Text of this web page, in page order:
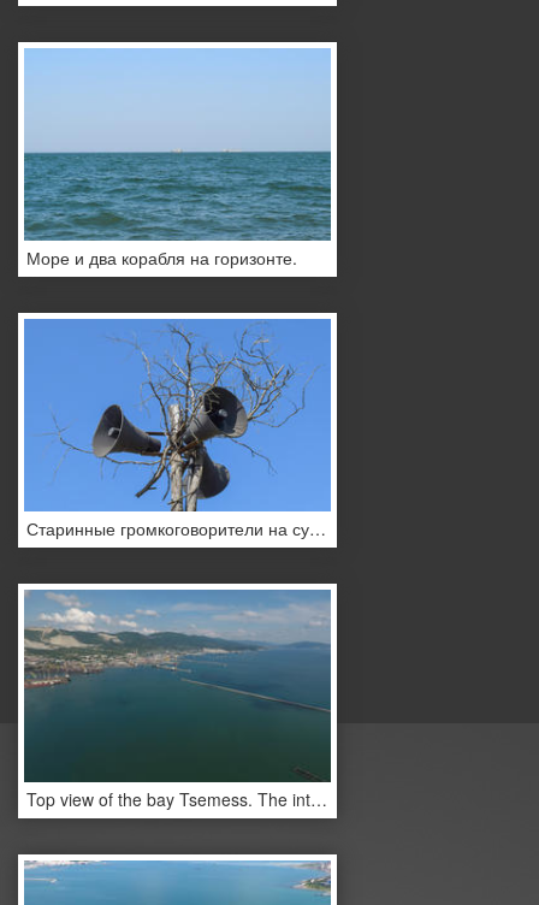
Море и два корабля на горизонте.
Старинные громкоговорители на сухом дереве
Top view of the bay Tsemess. The international sea port of Novorossiysk. Mol - building to stop the